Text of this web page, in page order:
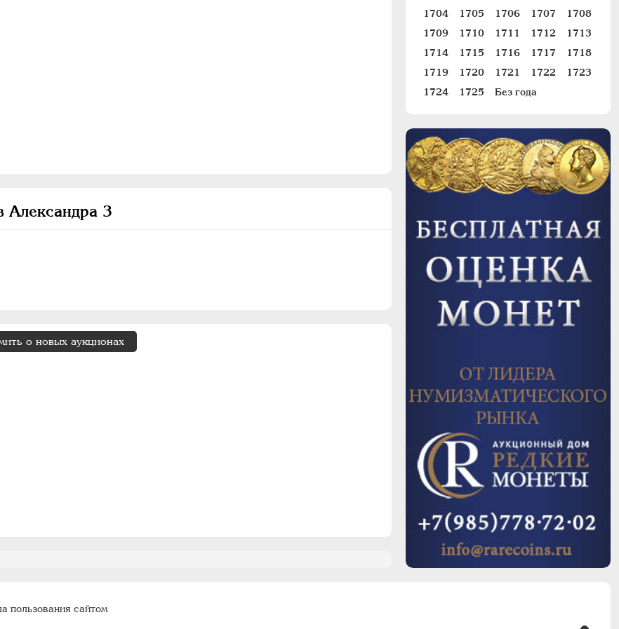
3
о новых аукционах
1704
1705 1706 1707
1708
1709
1710 1711 1712
1713
1714
1715 1716 1717
1718
1719
1720 1721 1722
1723
1724
1725 Без года
пользования сайтом